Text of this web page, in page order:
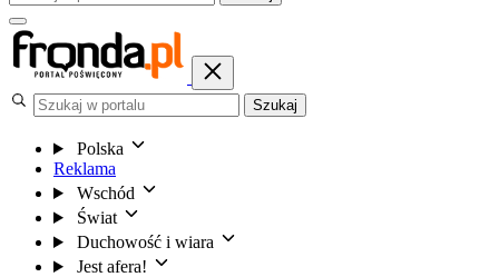
Szukaj
Polska
Reklama
Wschód
Świat
Duchowość i wiara
Jest afera!